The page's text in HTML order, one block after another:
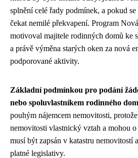
splnění celé řady podmínek, a pokud
čekat nemilé překvapení. Program
motivoval majitele rodinných domů ke
a právě výměna starých oken za nová
podporované aktivity.
Základní podmínkou pro podání
nebo spoluvlastníkem rodinného
pouhým nájemcem nemovitosti,
nemovitosti vlastnický vztah a mohou
musí být zapsán v katastru
platné legislativy.